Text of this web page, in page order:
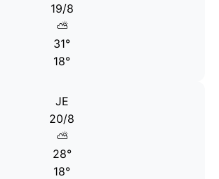
19/8
⛅
31°
18°
JE
20/8
⛅
28°
18°